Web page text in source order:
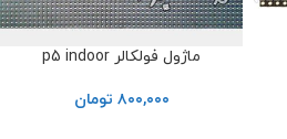
ماژول فولکالر p5 indoor
۸۰۰,۰۰۰ تومان